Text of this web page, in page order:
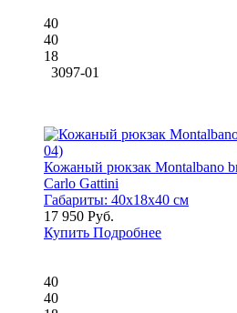
40
40
18
3097-01
Кожаный рюкзак Montalbano
Carlo Gattini
Габариты: 40x18x40 см
17 950 Руб.
Купить Подробнее
40
40